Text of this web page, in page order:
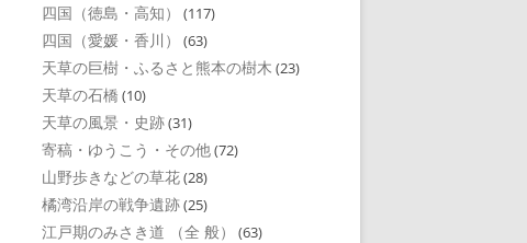
四国（徳島・高知） (117)
四国（愛媛・香川） (63)
天草の巨樹・ふるさと熊本の樹木 (23)
天草の石橋 (10)
天草の風景・史跡(31)
寄稿・ゆうこう・その他(72)
山野歩きなどの草花(28)
橘湾沿岸の戦争遺跡(25)
江戸期のみさき道 （全 般） (63)